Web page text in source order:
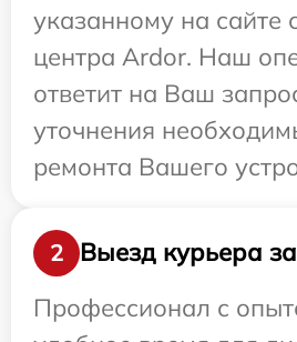
указанному на сайте
центра Ardor. Наш
ответит на Ваш
уточнения
ремонта Вашего
2
Выезд курьера
Профессионал с